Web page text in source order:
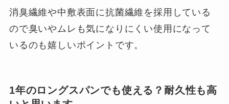
消臭繊維や中敷表面に抗菌繊維を採用している
ので臭いやムレも気になりにくい使用になって
いるのも嬉しいポイントです。
1年のロングスパンでも使える？耐久性も高